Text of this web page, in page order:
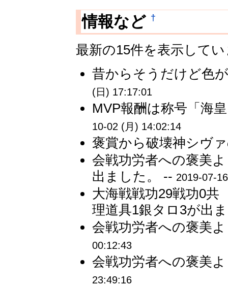
情報など †
最新の15件を表示して
昔からそうだけど色
(日) 17:17:01
MVP報酬は称号「
10-02 (月) 14:02:14
褒賞から破壊神シヴ
会戦功労者への褒美
出ました。 -- 2019-07-
大海戦戦功29戦功0
理道具1銀タロ3が出
会戦功労者への褒美
00:12:43
会戦功労者への褒美
23:49:16